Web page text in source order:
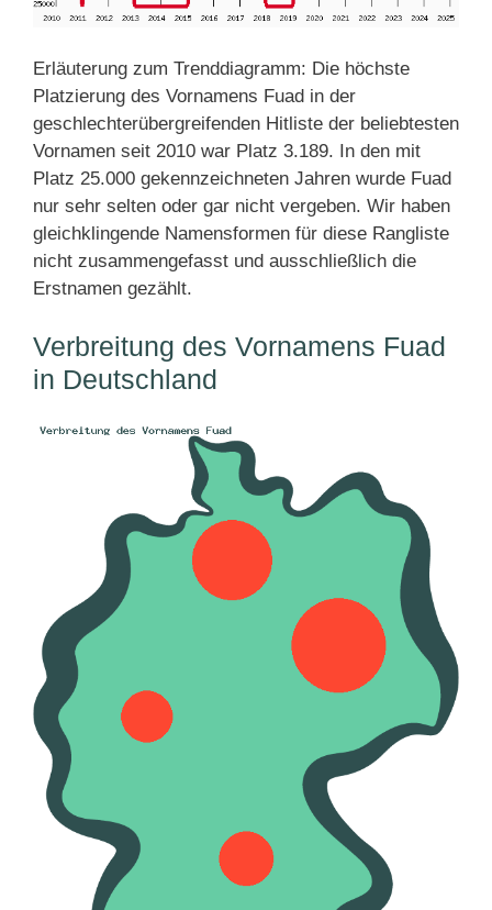
Erläuterung zum Trenddiagramm: Die höchste
Platzierung des Vornamens Fuad in der
geschlechterübergreifenden Hitliste der beliebtesten
Vornamen seit 2010 war Platz 3.189. In den mit
Platz 25.000 gekennzeichneten Jahren wurde Fuad
nur sehr selten oder gar nicht vergeben. Wir haben
gleichklingende Namensformen für diese Rangliste
nicht zusammengefasst und ausschließlich die
Erstnamen gezählt.
Verbreitung des Vornamens Fuad
in Deutschland